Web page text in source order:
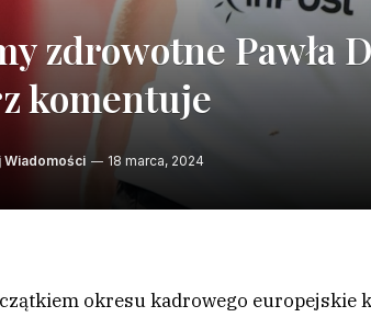
zdrowotne Pawła
komentuje
Wiadomości 18 marca, 2024
okresu kadrowego europejskie